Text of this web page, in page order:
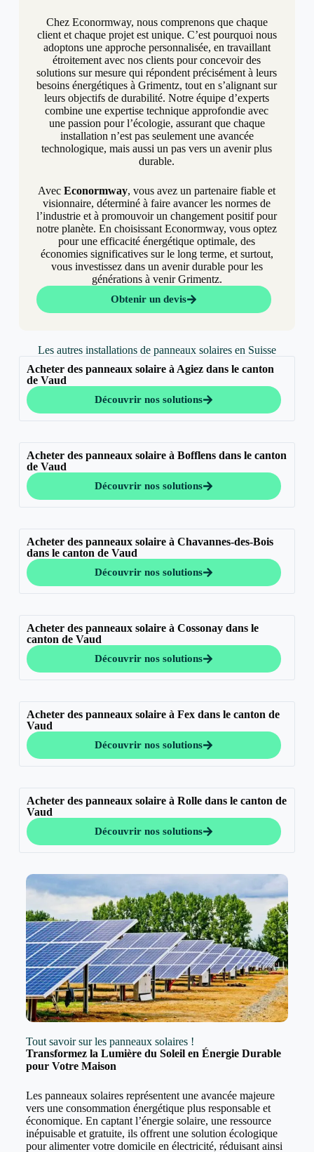
Chez Econormway, nous comprenons que chaque
client et chaque projet est unique. C’est pourquoi nous
adoptons une approche personnalisée, en travaillant
étroitement avec nos clients pour concevoir des
solutions sur mesure qui répondent précisément à leurs
besoins énergétiques à Grimentz, tout en s’alignant sur
leurs objectifs de durabilité. Notre équipe d’experts
combine une expertise technique approfondie avec
une passion pour l’écologie, assurant que chaque
installation n’est pas seulement une avancée
technologique, mais aussi un pas vers un avenir plus
durable.
AvecEconormway, vous avez un partenaire fiable et
visionnaire, déterminé à faire avancer les normes de
l’industrie et à promouvoir un changement positif pour
notre planète. En choisissant Econormway, vous optez
pour une efficacité énergétique optimale, des
économies significatives sur le long terme, et surtout,
vous investissez dans un avenir durable pour les
générations à venir Grimentz.
Obtenir un devis
Les autres installations de panneaux solaires en Suisse
Acheter des panneaux solaire à Agiez dans le canton
de Vaud
Découvrir nos solutions
Acheter des panneaux solaire à Bofflens dans le canton
de Vaud
Découvrir nos solutions
Acheter des panneaux solaire à Chavannes-des-Bois
dans le canton de Vaud
Découvrir nos solutions
Acheter des panneaux solaire à Cossonay dans le
canton de Vaud
Découvrir nos solutions
Acheter des panneaux solaire à Fex dans le canton de
Vaud
Découvrir nos solutions
Acheter des panneaux solaire à Rolle dans le canton de
Vaud
Découvrir nos solutions
Tout savoir sur les panneaux solaires !
Transformez la Lumière du Soleil en Énergie Durable
pour Votre Maison
Les panneaux solaires représentent une avancée majeure
vers une consommation énergétique plus responsable et
économique. En captant l’énergie solaire, une ressource
inépuisable et gratuite, ils offrent une solution écologique
pour alimenter votre domicile en électricité, réduisant ainsi